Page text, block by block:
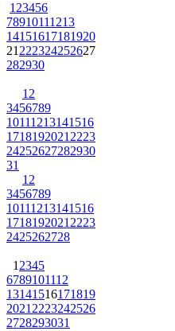
123456
78910111213
14151617181920
21222324252627
282930
12
3456789
10111213141516
17181920212223
24252627282930
31
12
3456789
10111213141516
17181920212223
2425262728
12345
6789101112
13141516171819
20212223242526
2728293031